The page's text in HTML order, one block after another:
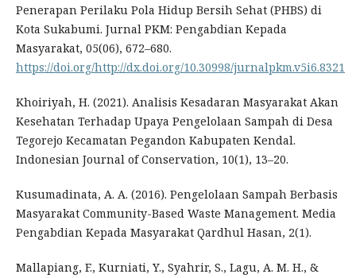
Penerapan Perilaku Pola Hidup Bersih Sehat (PHBS) di
Kota Sukabumi. Jurnal PKM: Pengabdian Kepada
Masyarakat, 05(06), 672–680.
https://doi.org/http://dx.doi.org/10.30998/jurnalpkm.v5i6.8321
Khoiriyah, H. (2021). Analisis Kesadaran Masyarakat Akan
Kesehatan Terhadap Upaya Pengelolaan Sampah di Desa
Tegorejo Kecamatan Pegandon Kabupaten Kendal.
Indonesian Journal of Conservation, 10(1), 13–20.
Kusumadinata, A. A. (2016). Pengelolaan Sampah Berbasis
Masyarakat Community-Based Waste Management. Media
Pengabdian Kepada Masyarakat Qardhul Hasan, 2(1).
Mallapiang, F., Kurniati, Y., Syahrir, S., Lagu, A. M. H., &